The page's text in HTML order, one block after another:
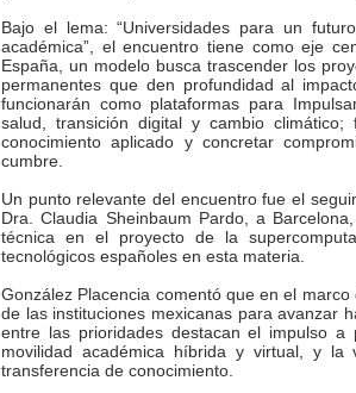
Bajo el lema: “Universidades para un
académica”, el encuentro tiene como eje
España, un modelo busca trascender los
permanentes que den profundidad al
funcionarán como plataformas para
salud, transición digital y cambio
conocimiento aplicado y concretar
cumbre.
Un punto relevante del encuentro fue el
Dra. Claudia Sheinbaum Pardo, a
técnica en el proyecto de la
tecnológicos españoles en esta materia.
González Placencia comentó que en el
de las instituciones mexicanas para avanzar
entre las prioridades destacan el impulso
movilidad académica híbrida y virtual, y la
transferencia de conocimiento.